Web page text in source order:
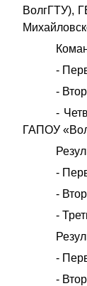
ВолгГТУ),
-
-
-
ГАПОУ
-
-
-
-
-